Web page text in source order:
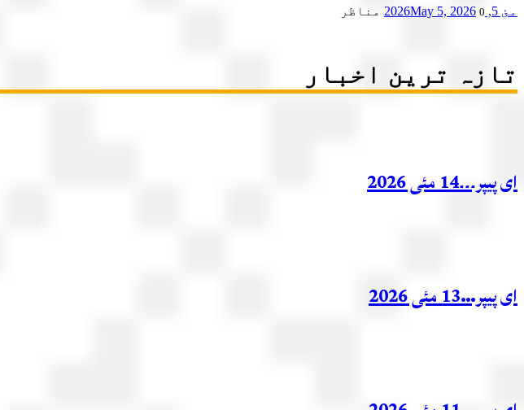
مئ 5, 2026 May 5, 2026 0 مناظر
تازہ ترین اخبار
ای پیپر۔۔۔14 مئی 2026
ای پیپر…13 مئی 2026